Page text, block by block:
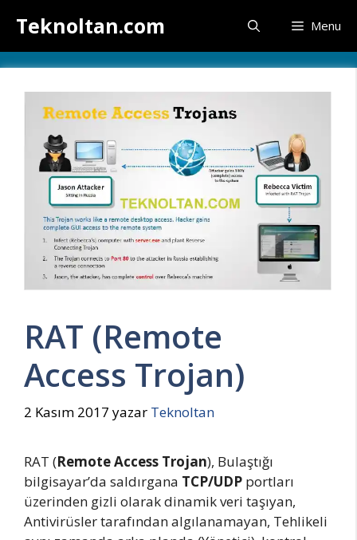
atlaTeknoltan.com Menu
RAT (Remote
Access Trojan)
2 Kasım 2017 yazar Teknoltan
RAT (Remote Access Trojan), Bulaştığı
bilgisayar’da saldırgana TCP/UDP portları
üzerinden gizli olarak dinamik veri taşıyan,
Antivirüsler tarafından algılanamayan, Tehlikeli